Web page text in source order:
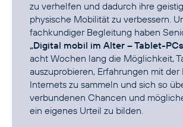
zu verhelfen und dadurch ihre
physische Mobilität zu verbessern.
fachkundiger Begleitung haben
„Digital mobil im Alter – Tablet-
acht Wochen lang die Möglichkeit,
auszuprobieren, Erfahrungen mit
Internets zu sammeln und sich so
verbundenen Chancen und
ein eigenes Urteil zu bilden.